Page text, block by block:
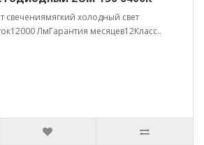
свечениямягкий холодный свет
ЛмГарантия месяцев12Класс..